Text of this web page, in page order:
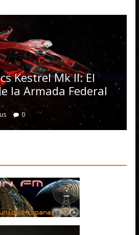
Kestrel Mk II: El
la Armada Federal
0